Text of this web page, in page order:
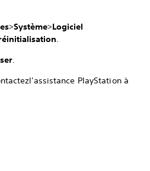
>Système>Logiciel
.
.
PlayStation à